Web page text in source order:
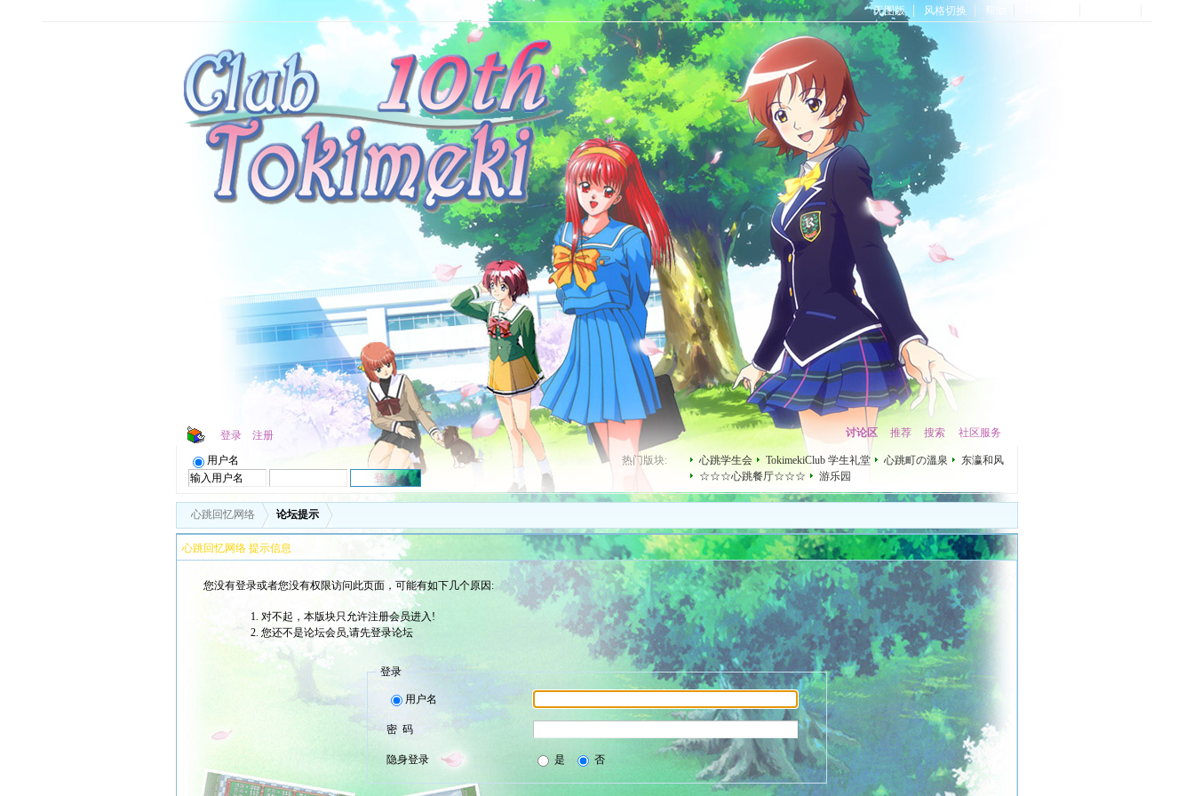
无图版 风格切换 帮助
登录 注册 讨论区 推荐 搜索 社区服务
用户名 热门版块: 心跳学生会 TokimekiClub 学生礼堂 心跳町の溫泉
东瀛和风
☆☆☆心跳餐厅☆☆☆
游乐园
心跳回忆网络 论坛提示
心跳回忆网络 提示信息
您没有登录或者您没有权限访问此页面，可能有如下几个原因:
对不起，本版块只允许注册会员进入!
您还不是论坛会员,请先登录论坛
登录
用户名
密 码
隐身登录 是 否